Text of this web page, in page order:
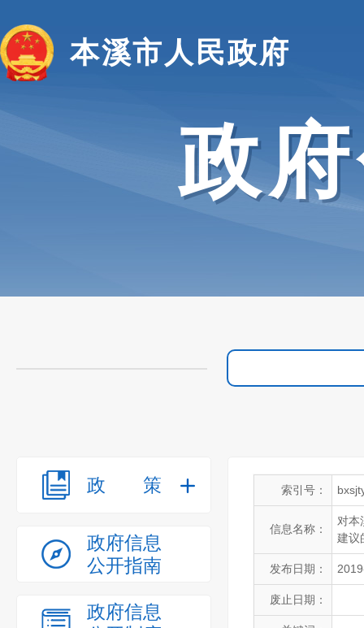
本溪市人民政府
政
政策
政府信息
公开指南
政府信息
索引号：
信息名称：
对本
建议
发布日期：
废止日期：